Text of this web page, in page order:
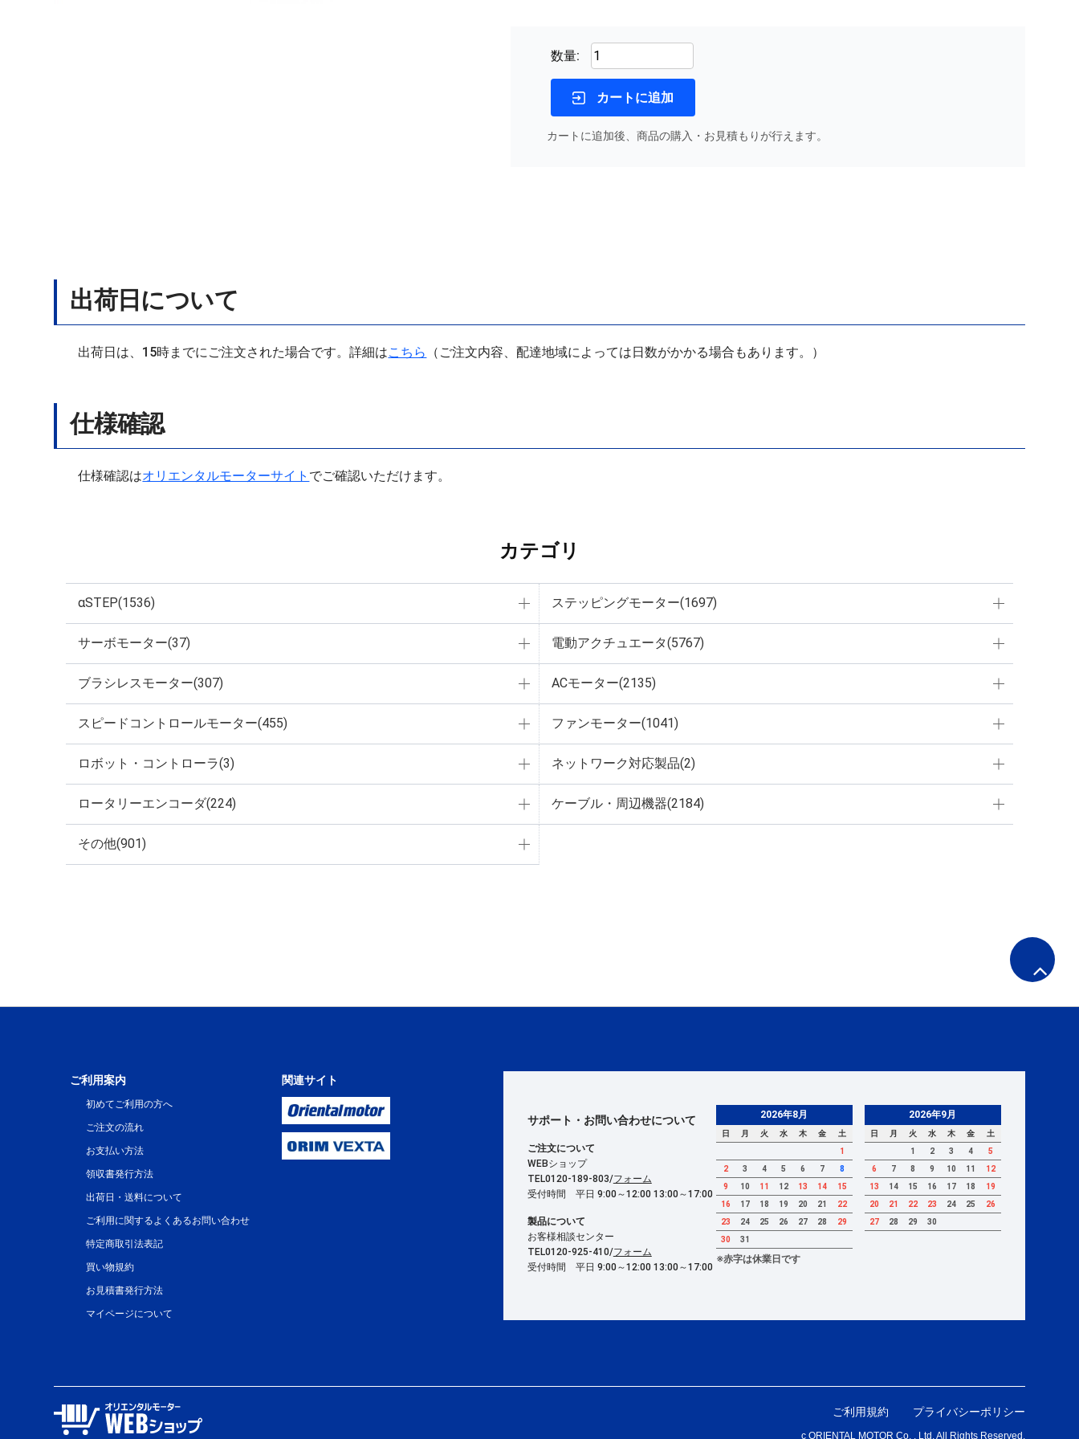
数量:
カートに追加
カートに追加後、商品の購入・お見積もりが行えます。
出荷日について
出荷日は、15時までにご注文された場合です。詳細はこちら （ご注文内容、配達地域によっては日数がかかる場合もあります。）
仕様確認
仕様確認はオリエンタルモーターサイト でご確認いただけます。
カテゴリ
αSTEP(1536) ステッピングモーター(1697)
サーボモーター(37) 電動アクチュエータ(5767)
ブラシレスモーター(307) ACモーター(2135)
スピードコントロールモーター(455) ファンモーター(1041)
ロボット・コントローラ(3) ネットワーク対応製品(2)
ロータリーエンコーダ(224) ケーブル・周辺機器(2184)
その他(901)
ご利用案内
初めてご利用の方へ
ご注文の流れ
お支払い方法
領収書発行方法
出荷日・送料について
ご利用に関するよくあるお問い合わせ
特定商取引法表記
買い物規約
お見積書発行方法
マイページについて
関連サイト
サポート・お問い合わせについて
ご注文について
WEBショップ
TEL0120-189-803/フォーム
受付時間 平日 9:00～12:00 13:00～17:00
製品について
お客様相談センター
TEL0120-925-410/フォーム
受付時間 平日 9:00～12:00 13:00～17:00
ご利用規約 プライバシーポリシー
c ORIENTAL MOTOR Co. , Ltd. All Rights Reserved.
2026年8月
日 月 火 水 木 金
土
1
2
3 4 5 6 7
8
9
10 11 12 13 14
15
16
17 18 19 20 21
22
23
24 25 26 27 28
29
30
31
2026年9月
日 月 火 水 木 金
土
1
2 3 4
5
6
7 8 9 10 11
12
13
14 15 16 17 18
19
20
21 22 23 24 25
26
27
28 29 30
※赤字は休業日です